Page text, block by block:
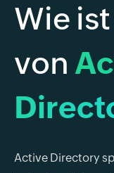
Wie
von
Active Directory